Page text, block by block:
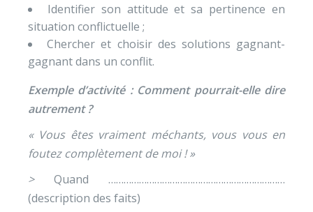
Identifier son attitude et sa pertinence en
situation conflictuelle ;
Chercher et choisir des solutions gagnant-
gagnant dans un conflit.
Exemple d’activité : Comment pourrait-elle dire
autrement ?
« Vous êtes vraiment méchants, vous vous en
foutez complètement de moi ! »
> Quand ……………………………………………………………
(description des faits)